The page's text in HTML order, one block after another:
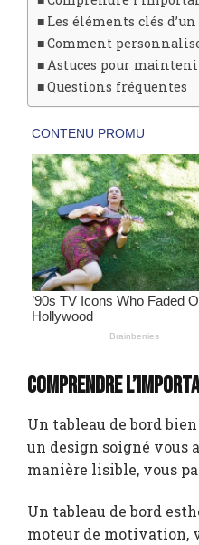
Les éléments clés
Comment
Astuces pour
Questions fréquentes
Comprendre
Un tableau de bord
un design soigné vous
manière lisible, vous
Un tableau de bord
moteur de motivation,